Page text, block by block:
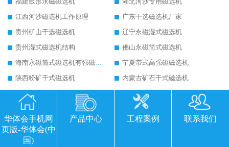
江西河沙磁选机工作原理
广东干选磁选机厂家
贵州矿山干选磁选机
辽宁永磁湿式磁选机
贵州湿式磁选机结构
佛山永磁筒式磁选机
海南永磁筒式磁选机有强磁的吗
宁夏带式高强磁磁选机
陕西粉矿干式磁选机
内蒙古矿石干式磁选机
陕西铁矿磁选机如何配置
福建钠长石平板磁选机
新疆干选磁选机
重庆铁矿永磁磁选机
重庆铁矿永磁磁选机
江苏平板磁选机的参数
海南干选磁选机
华体会手机网
页版-华体会(中
国)
产品中心 工程案例 联系我们